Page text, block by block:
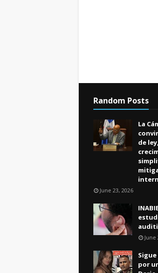
Random Posts
La
de
June 23, 2026
June
por